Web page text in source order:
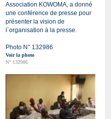
Association KOWOMA, a donné
une conférence de presse pour
présenter la vision de
l`organisation à la presse.
Photo N° 132986
Voir la photo
N° 132986